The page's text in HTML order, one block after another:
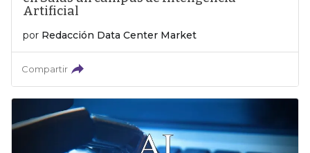
Artificial
por Redacción Data Center Market
Compartir